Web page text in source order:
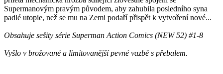
Supermanovým pravým původem, aby zahubila posledního syna
padlé utopie, než se mu na Zemi podaří přispět k vytvoření nové...
Obsahuje sešity série Superman Action Comics (NEW 52) #1-8
Vyšlo v brožované a limitovanější pevné vazbě s přebalem.